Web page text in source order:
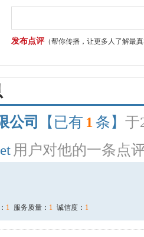
发布点评（帮你传播，让更多人了解最
公司 【已有 1 条】 于
用户对他的一条点
1 服务质量： 1 诚信度： 1